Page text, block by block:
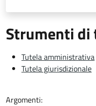
Strumenti
Tutela amministrativa
Tutela giurisdizionale
Argomenti: